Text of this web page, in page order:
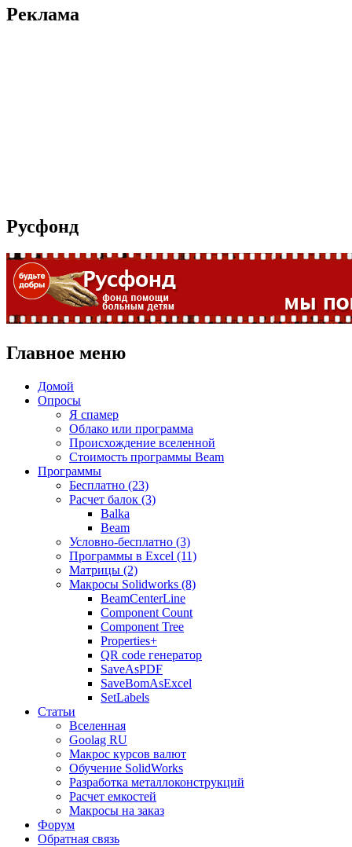
Реклама
Русфонд
Главное меню
Домой
Опросы
Я спамер
Облако или программа
Происхождение вселенной
Стоимость программы Beam
Программы
Бесплатно (23)
Расчет балок (3)
Balka
Beam
Условно-бесплатно (3)
Программы в Excel (11)
Матрицы (2)
Макросы Solidworks (8)
BeamCenterLine
Component Count
Component Tree
Properties+
QR code генератор
SaveAsPDF
SaveBomAsExcel
SetLabels
Статьи
Вселенная
Goolag RU
Макрос курсов валют
Обучение SolidWorks
Разработка металлоконструкций
Расчет емкостей
Макросы на заказ
Форум
Обратная связь